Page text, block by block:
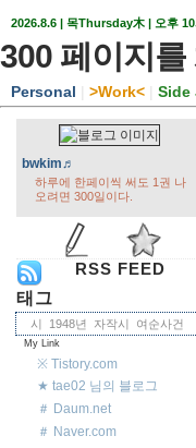
2026.8.6 | 목Thursday木 | 오후
300 페이지를
Personal >Work< Side
bwkim♬
하루에 한페이씩 써도 1권 나
오려면 300일이다.
RSS FEED
태그
시 1948년 자작시 여순사건
My Link
※ Tistory.com
★ tae02 님의 블로그
＃ Daum.net
＃ Naver.com